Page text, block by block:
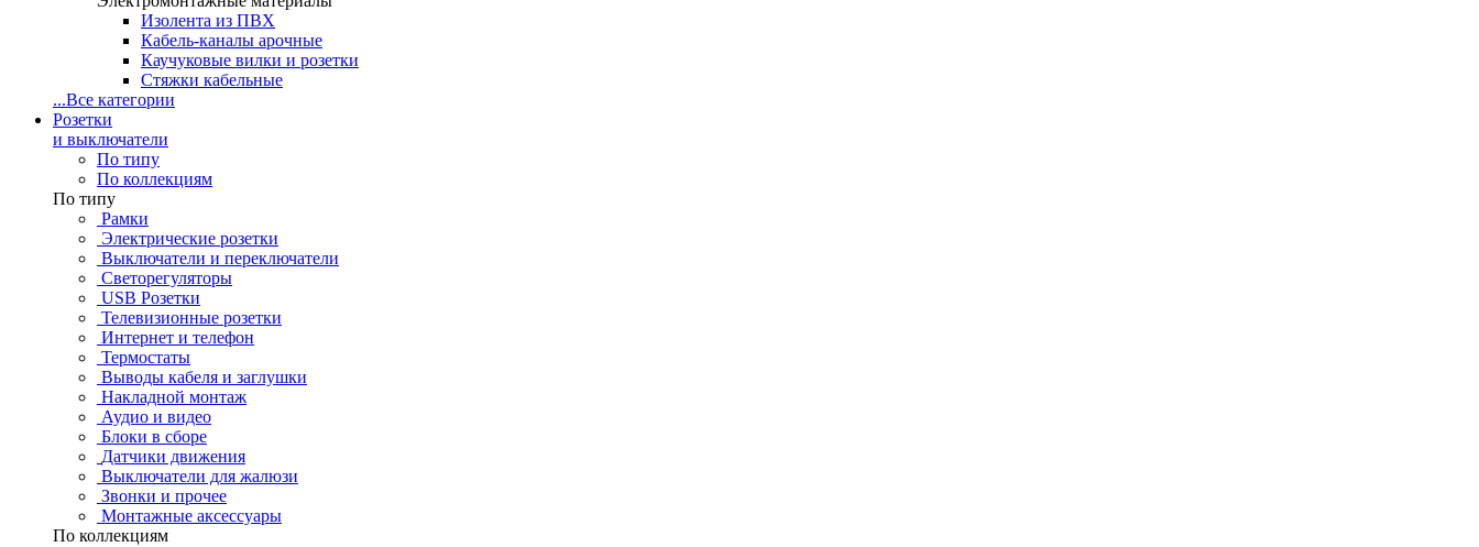
Изолента из ПВХ
Кабель-каналы арочные
Каучуковые вилки и розетки
Стяжки кабельные
...Все категории
Розетки
и выключатели
По типу
По коллекциям
По типу
Рамки
Электрические розетки
Выключатели и переключатели
Светорегуляторы
USB Розетки
Телевизионные розетки
Интернет и телефон
Термостаты
Выводы кабеля и заглушки
Накладной монтаж
Аудио и видео
Блоки в сборе
Датчики движения
Выключатели для жалюзи
Звонки и прочее
Монтажные аксессуары
По коллекциям